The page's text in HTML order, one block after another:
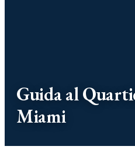
Guida al
Miami